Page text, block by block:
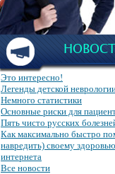
Это интересно!
Легенды детской
Немного статистики
Основные риски для
Пять чисто русских
Как максимально быстро
навредить) своему
интернета
Все новости